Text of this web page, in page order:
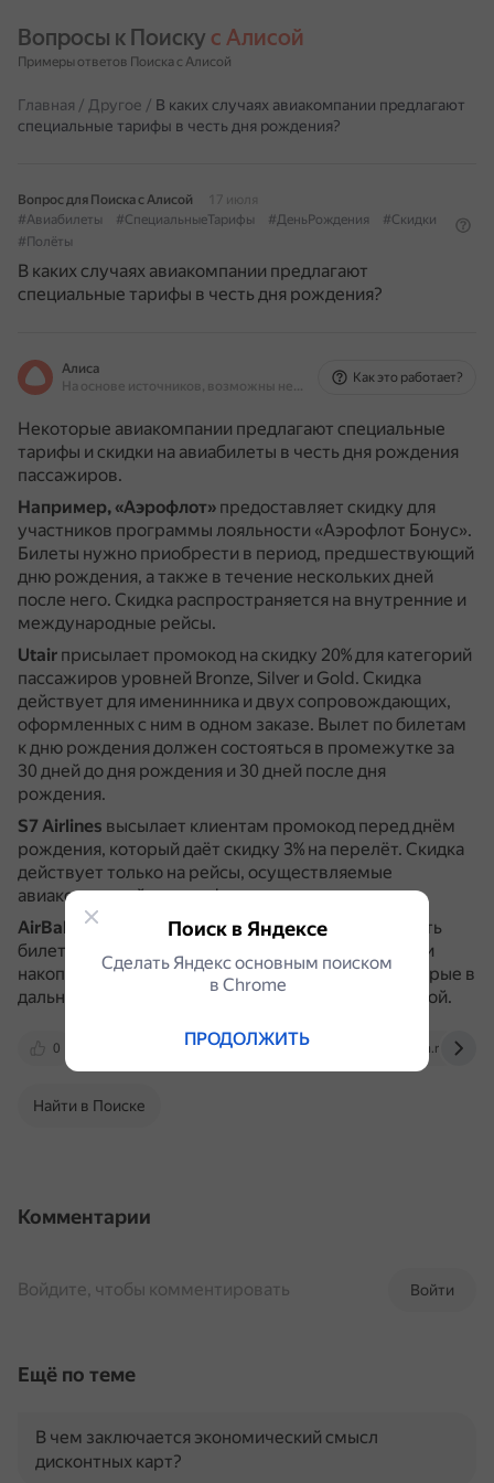
Вопросы к Поиску с Алисой
Примеры ответов Поиска с Алисой
Главная / Другое / В каких случаях авиакомпании предлагают
специальные тарифы в честь дня рождения?
Вопрос для Поиска с Алисой
17 июля
#Авиабилеты
#СпециальныеТарифы #ДеньРождения
#Скидки
#Полёты
В каких случаях авиакомпании предлагают
специальные тарифы в честь дня рождения?
Алиса
На основе источников, возможны неточности
Как это работает?
Некоторые авиакомпании предлагают специальные
тарифы и скидки на авиабилеты в честь дня рождения
пассажиров.
Например, «Аэрофлот» предоставляет скидку для
участников программы лояльности «Аэрофлот Бонус».
Билеты нужно приобрести в период, предшествующий
дню рождения, а также в течение нескольких дней
после него. Скидка распространяется на внутренние и
международные рейсы.
Utair присылает промокод на скидку 20% для категорий
пассажиров уровней Bronze, Silver и Gold. Скидка
действует для именинника и двух сопровождающих,
оформленных с ним в одном заказе. Вылет по билетам
к дню рождения должен состояться в промежутке за
30 дней до дня рождения и 30 дней после дня
рождения.
S7 Airlines высылает клиентам промокод перед днём
рождения, который даёт скидку 3% на перелёт. Скидка
действует только на рейсы, осуществляемые
авиакомпанией по тарифу «эконом».
AirBalticпредоставляет скидку в 50%.
Чтобы купить
билеты, нужно быть членом клуба авиакомпании и
накопить достаточное количество баллов, на которые в
дальнейшем можно купить авиабилет с 50% скидкой.
0 travelrussia.ru vk.com dzen.ru
Найти в Поиске
Комментарии
Войти
Войдите, чтобы комментировать
Ещё по теме
В чем заключается экономический смысл
дисконтных карт?
Поиск в Яндексе
Сделать Яндекс основным поиском
в Сhrome
ПРОДОЛЖИТЬ